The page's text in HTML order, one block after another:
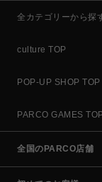
全カテゴリーから探
culture TOP
POP-UP SHOP TOP
PARCO GAMES
全国のPARCO店舗